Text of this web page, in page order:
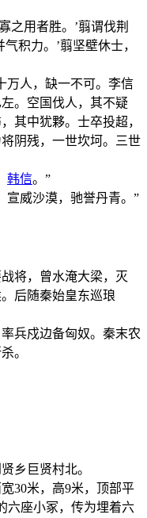
之用者胜。’翦谓伐荆
积力。’翦坚壁休士，
万人，缺一不可。李信
。空国伐人，其不疑
其中犹夥。士卒投超，
阴残，一世坎坷。三世
韩信。”
宣威沙漠，驰誉丹青。”
将，曾水淹大梁，灭
后随秦始皇东巡琅
兵戍边备匈奴。秦末农
。
乡巨贤村北。
30米，高9米，顶部平
六座小冢，传为埋着六